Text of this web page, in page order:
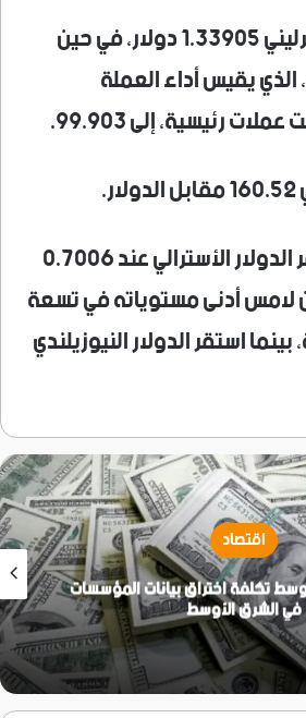
وسجل الجنيه الإسترليني 1.33905 دولار، في حين
الذي يقيس أداء العملة
رئيسية، إلى 99.903.
وفي المقابل، استقر الدولار الأسترالي عند 0.7006
لامس أدنى مستوياته في تسعة
استقر الدولار النيوزيلندي
اقتصاد
تكلفة اختراق بيانات المؤسسات
في الشرق الأوسط